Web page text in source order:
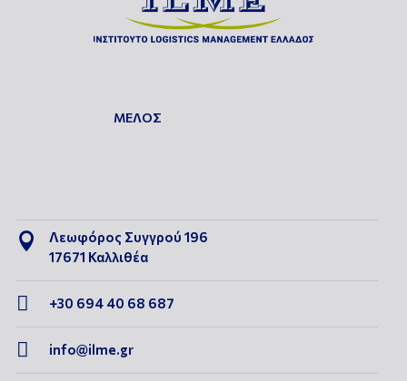
ΜΕΛΟΣ

Λεωφόρος Συγγρού 196
17671 Καλλιθέα
 +30 694 40 68 687
 info@ilme.gr